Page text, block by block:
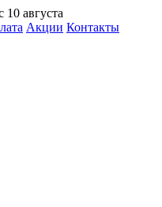
10 августа
Акции Контакты